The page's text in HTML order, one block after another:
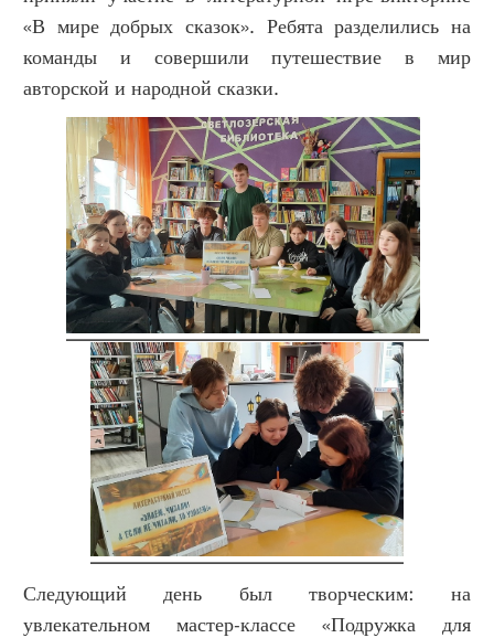
«В мире добрых сказок». Ребята разделились на
команды и совершили путешествие в мир
авторской и народной сказки.
Следующий день был творческим: на
увлекательном мастер-классе «Подружка для